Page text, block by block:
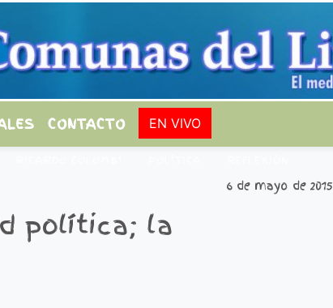
CONTACTO EN VIVO
6 de mayo de 2015
política; la